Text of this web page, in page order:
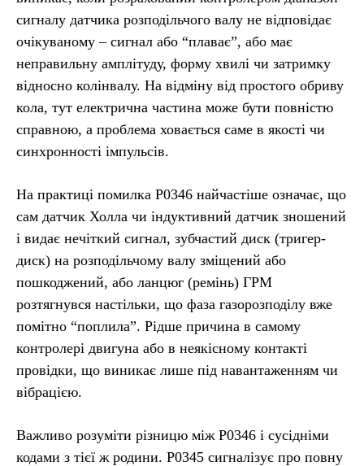
сигналу датчика розподільчого валу не відповідає
очікуваному – сигнал або “плаває”, або має
неправильну амплітуду, форму хвилі чи затримку
відносно колінвалу. На відміну від простого обриву
кола, тут електрична частина може бути повністю
справною, а проблема ховається саме в якості чи
синхронності імпульсів.
На практиці помилка P0346 найчастіше означає, що
сам датчик Холла чи індуктивний датчик зношений
і видає нечіткий сигнал, зубчастий диск (тригер-
диск) на розподільчому валу зміщений або
пошкоджений, або ланцюг (ремінь) ГРМ
розтягнувся настільки, що фаза газорозподілу вже
помітно “поплила”. Рідше причина в самому
контролері двигуна або в неякісному контакті
провідки, що виникає лише під навантаженням чи
вібрацією.
Важливо розуміти різницю між P0346 і сусідніми
кодами з тієї ж родини. P0345 сигналізує про повну